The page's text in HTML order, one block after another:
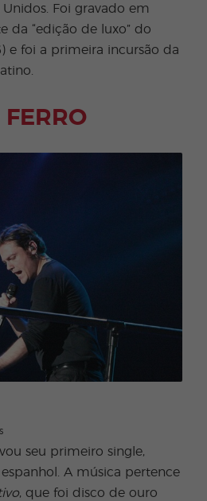
Foi gravado em
da “edição de luxo” do
e foi a primeira incursão da
seu primeiro single,
A música pertence
, que foi disco de ouro